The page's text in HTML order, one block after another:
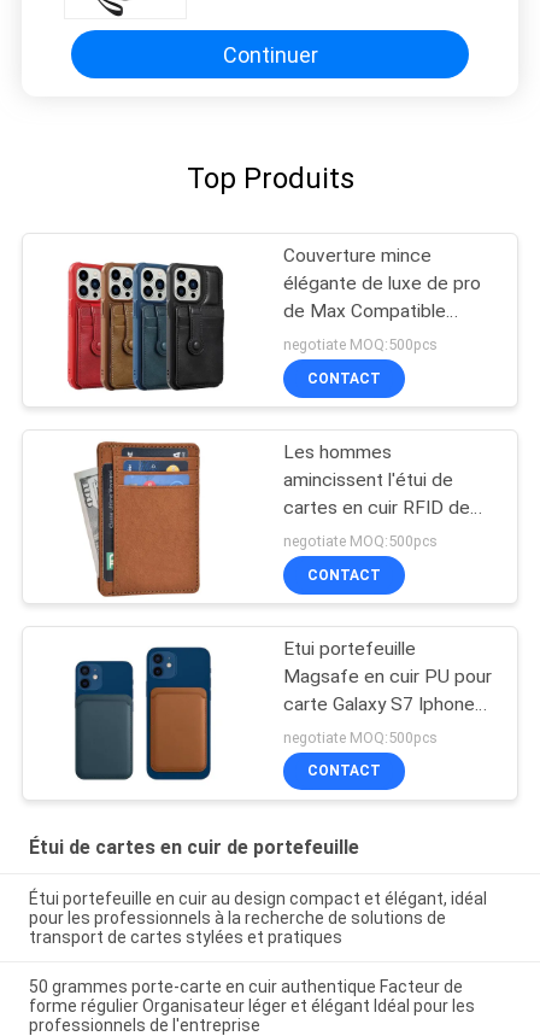
Continuer
Top Produits
Couverture mince
élégante de luxe de pro
de Max Compatible
Vegan Leather Phone
d'iPhone 13 classique de
la meilleure qualité mince
negotiate MOQ:500pcs
CONTACT
Les hommes
amincissent l'étui de
cartes en cuir RFID de
portefeuille bloquant le
minimaliste futé
negotiate MOQ:500pcs
CONTACT
Etui portefeuille
Magsafe en cuir PU pour
carte Galaxy S7 Iphone
13
negotiate MOQ:500pcs
CONTACT
Étui de cartes en cuir de portefeuille
Étui portefeuille en cuir au design compact et élégant, idéal
pour les professionnels à la recherche de solutions de
transport de cartes stylées et pratiques
50 grammes porte-carte en cuir authentique Facteur de
forme régulier Organisateur léger et élégant Idéal pour les
professionnels de l'entreprise